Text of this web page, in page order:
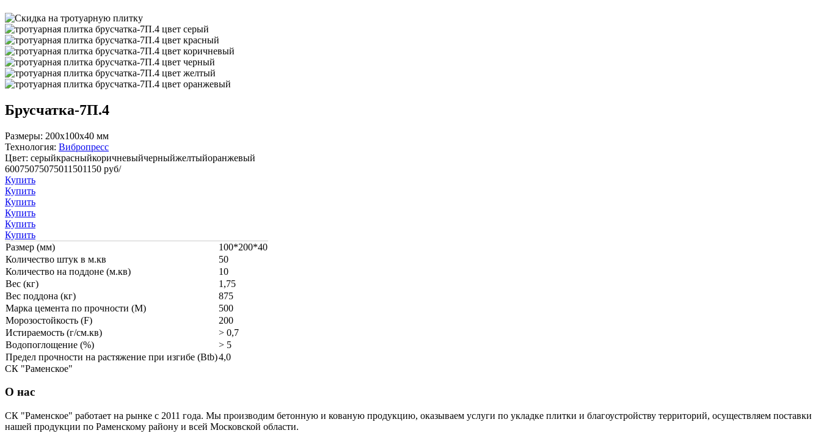
Брусчатка-7П.4
Размеры: 200x100x40 мм
Технология: Вибропресс
Цвет: серыйкрасныйкоричневыйчерныйжелтыйоранжевый
60075075075011501150 руб/
Купить
Купить
Купить
Купить
Купить
Купить
Размер (мм)
100*200*40
Количество штук в м.кв
50
Количество на поддоне (м.кв)
10
Вес (кг)
1,75
Вес поддона (кг)
875
Марка цемента по прочности (M)
500
Морозостойкость (F)
200
Истираемость (г/см.кв)
> 0,7
Водопоглощение (%)
> 5
Предел прочности на растяжение при изгибе (Btb)4,0
СК "Раменское"
О нас
CК "Раменское" работает на рынке с 2011 года. Мы производим бетонную и кованую продукцию, оказываем услуги по укладке плитки и благоустройству территорий, осуществляем поставки
нашей продукции по Раменскому району и всей Московской области.